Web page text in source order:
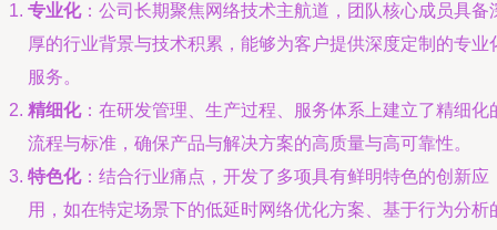
专业化：公司长期聚焦网络技术主航道，团队核心成员具备
厚的行业背景与技术积累，能够为客户提供深度定制的专业
服务。
精细化：在研发管理、生产过程、服务体系上建立了精细化
流程与标准，确保产品与解决方案的高质量与高可靠性。
特色化：结合行业痛点，开发了多项具有鲜明特色的创新应
用，如在特定场景下的低延时网络优化方案、基于行为分析